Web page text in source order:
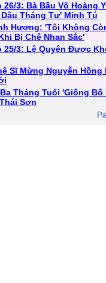
26/3: Bà Bầu Võ Hoàng
Tháng Tư' Minh Tú
Hương: 'Tôi Không
Bị Chê Nhan Sắc'
25/3: Lệ Quyên Được
Sĩ Mừng Nguyễn Hồng
Tháng Tuổi 'Giống Bố
Sơn